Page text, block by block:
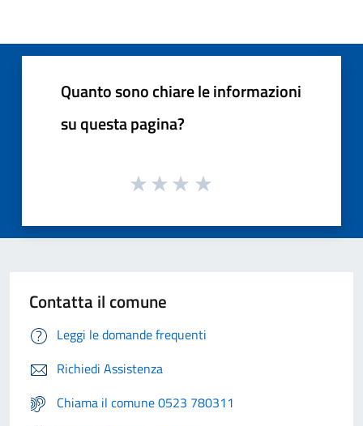
Quanto sono chiare le informazioni
su questa pagina?
Contatta il comune
Leggi le domande frequenti
Richiedi Assistenza
Chiama il comune 0523 780311